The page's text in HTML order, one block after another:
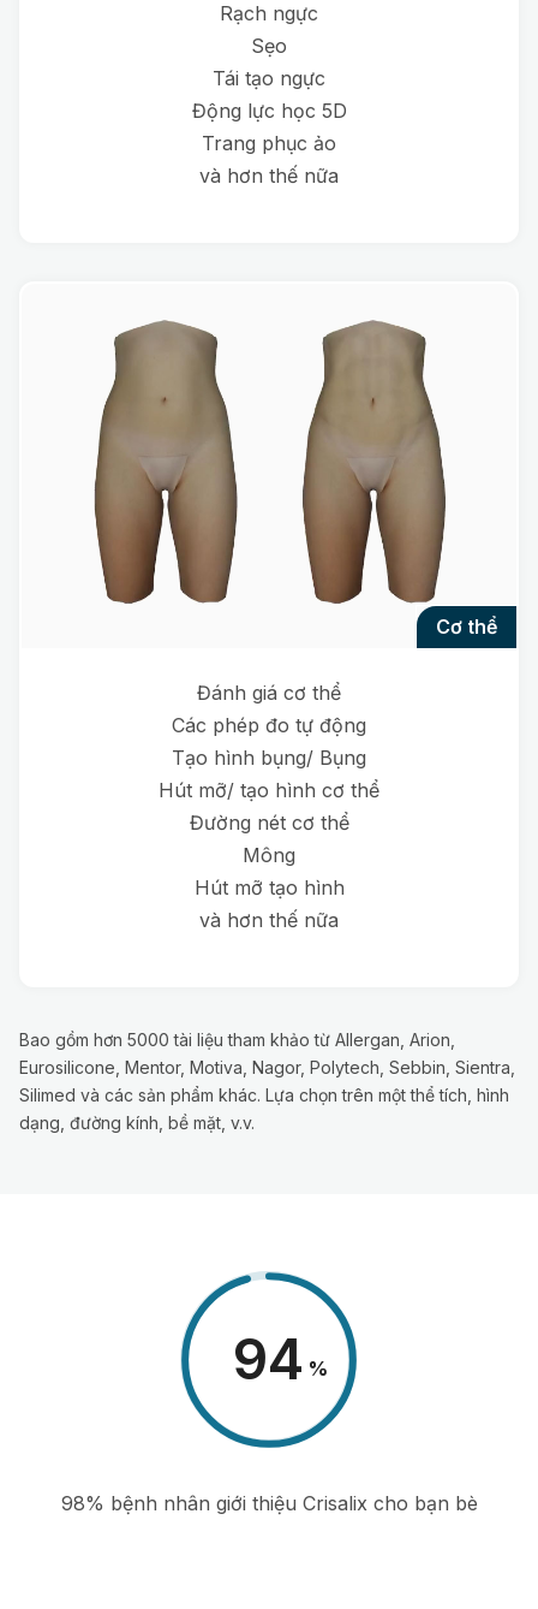
Rạch ngực
Sẹo
Tái tạo ngực
Động lực học 5D
Trang phục ảo
và hơn thế nữa
cơ thể
Đánh giá cơ thể
Các phép đo tự động
Tạo hình bụng/ Bụng
Hút mỡ/ tạo hình cơ thể
Đường nét cơ thể
Mông
Hút mỡ tạo hình
và hơn thế nữa
Bao gồm hơn 5000 tài liệu tham khảo từ Allergan, Arion,
Eurosilicone, Mentor, Motiva, Nagor, Polytech, Sebbin, Sientra,
Silimed và các sản phẩm khác. Lựa chọn trên một thể tích, hình
dạng, đường kính, bề mặt, v.v.
98 %
98% bệnh nhân giới thiệu Crisalix cho bạn bè